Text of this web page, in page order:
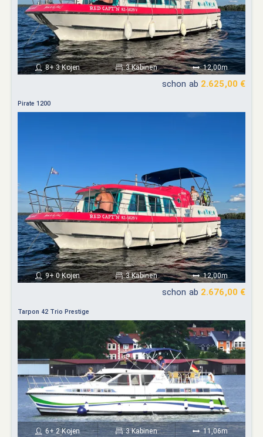
8+ 3 Kojen 3 Kabinen 12,00m
schon ab 2.625,00 €
Pirate 1200
9+ 0 Kojen 3 Kabinen 12,00m
schon ab 2.676,00 €
Tarpon 42 Trio Prestige
6+ 2 Kojen 3 Kabinen 11,06m